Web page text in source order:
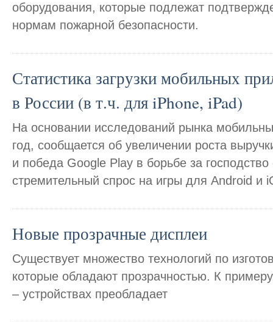
оборудования, которые подлежат
нормам пожарной безопасности.
Статистика загрузки мобильных
в России (в т.ч. для iPhone, iPad)
На основании исследований рынка
год, сообщается об увеличении роста
и победа Google Play в борьбе за
стремительный спрос на игры для Android и
Новые прозрачные дисплеи
Существует множество технологий по
которые обладают прозрачностью. К
– устройствах преобладает